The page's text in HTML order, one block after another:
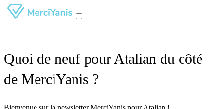
Quoi de neuf pour Atalian du côté
de MerciYanis ?
Bienvenue sur la newsletter MerciYanis pour Atalian !